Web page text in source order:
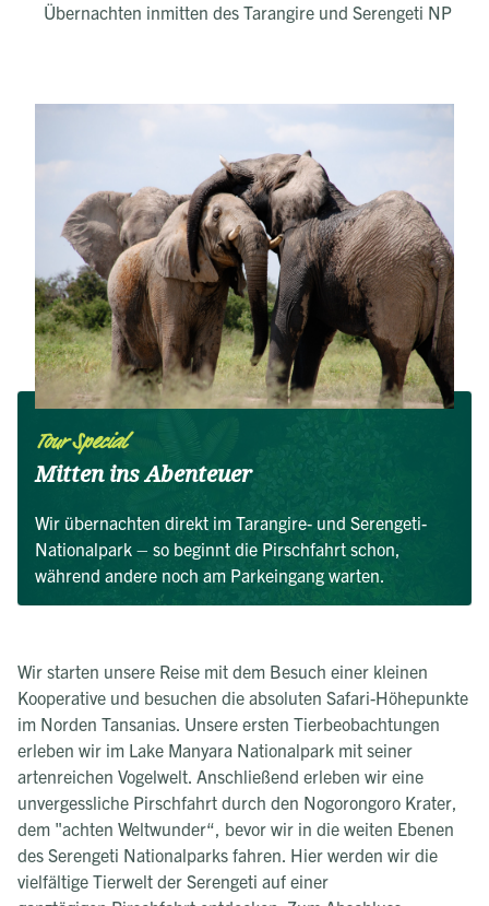
Übernachten inmitten des Tarangire und Serengeti NP
Tour Special
Mitten ins Abenteuer
Wir übernachten direkt im Tarangire- und Serengeti-
Nationalpark – so beginnt die Pirschfahrt schon,
während andere noch am Parkeingang warten.
Wir starten unsere Reise mit dem Besuch einer kleinen
Kooperative und besuchen die absoluten Safari-Höhepunkte
im Norden Tansanias. Unsere ersten Tierbeobachtungen
erleben wir im Lake Manyara Nationalpark mit seiner
artenreichen Vogelwelt. Anschließend erleben wir eine
unvergessliche Pirschfahrt durch den Nogorongoro Krater,
dem "achten Weltwunder“, bevor wir in die weiten Ebenen
des Serengeti Nationalparks fahren. Hier werden wir die
vielfältige Tierwelt der Serengeti auf einer